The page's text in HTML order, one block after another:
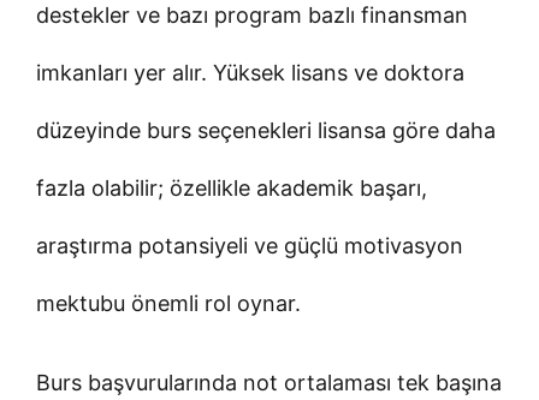
destekler ve bazı program bazlı finansman
imkanları yer alır. Yüksek lisans ve doktora
düzeyinde burs seçenekleri lisansa göre daha
fazla olabilir; özellikle akademik başarı,
araştırma potansiyeli ve güçlü motivasyon
mektubu önemli rol oynar.
Burs başvurularında not ortalaması tek başına